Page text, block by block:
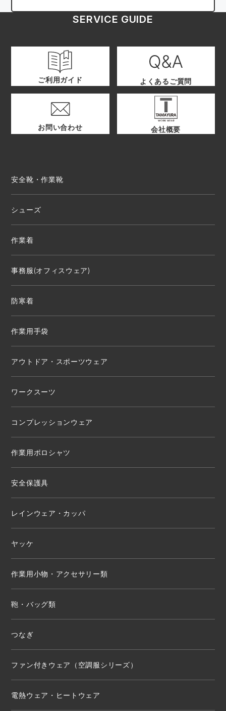
SERVICE GUIDE
ご利用ガイド よくあるご質問
お問い合わせ 会社概要
安全靴・作業靴
シューズ
作業着
事務服(オフィスウェア)
防寒着
作業用手袋
アウトドア・スポーツウェア
ワークスーツ
コンプレッションウェア
作業用ポロシャツ
安全保護具
レインウェア・カッパ
ヤッケ
作業用小物・アクセサリー類
鞄・バッグ類
つなぎ
ファン付きウェア（空調服シリーズ）
電熱ウェア・ヒートウェア